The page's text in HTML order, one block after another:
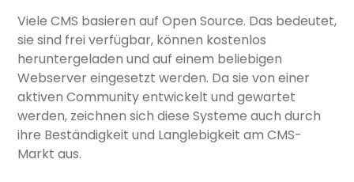
Viele CMS basieren auf Open Source. Das bedeutet,
sie sind frei verfügbar, können kostenlos
heruntergeladen und auf einem beliebigen
Webserver eingesetzt werden. Da sie von einer
aktiven Community entwickelt und gewartet
werden, zeichnen sich diese Systeme auch durch
ihre Beständigkeit und Langlebigkeit am CMS-
Markt aus.